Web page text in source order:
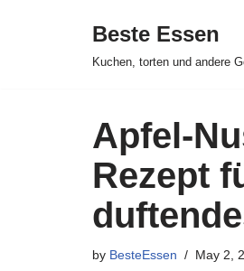
Beste Essen
Kuchen, torten und andere
Apfel-
Rezept
by BesteEssen May 2,